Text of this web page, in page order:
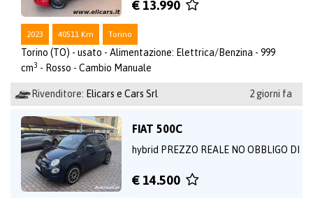
€ 13.990
2023 40511 Km Torino
Torino (TO) - usato - Alimentazione: Elettrica/Benzina - 999
cm3 - Rosso - Cambio Manuale
Rivenditore: Elicars e Cars Srl 2 giorni fa
FIAT 500C
hybrid PREZZO REALE NO OBBLIGO DI
€ 14.500